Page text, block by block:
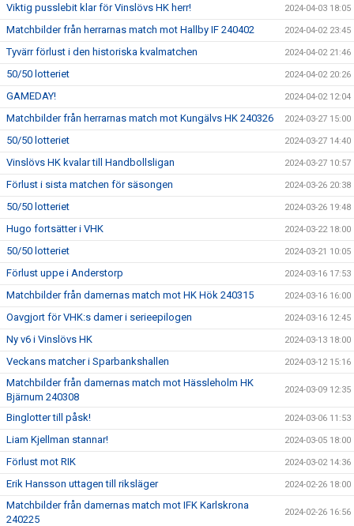
Viktig pusslebit klar för Vinslövs HK herr! 2024-04-03 18:05
Matchbilder från herrarnas match mot Hallby IF 240402 2024-04-02 23:45
Tyvärr förlust i den historiska kvalmatchen 2024-04-02 21:46
50/50 lotteriet 2024-04-02 20:26
GAMEDAY! 2024-04-02 12:04
Matchbilder från herrarnas match mot Kungälvs HK 240326 2024-03-27 15:00
50/50 lotteriet 2024-03-27 14:40
Vinslövs HK kvalar till Handbollsligan 2024-03-27 10:57
Förlust i sista matchen för säsongen 2024-03-26 20:38
50/50 lotteriet 2024-03-26 19:48
Hugo fortsätter i VHK 2024-03-22 18:00
50/50 lotteriet 2024-03-21 10:05
Förlust uppe i Anderstorp 2024-03-16 17:53
Matchbilder från damernas match mot HK Hök 240315 2024-03-16 16:00
Oavgjort för VHK:s damer i serieepilogen 2024-03-16 12:45
Ny v6 i Vinslövs HK 2024-03-13 18:00
Veckans matcher i Sparbankshallen 2024-03-12 15:16
Matchbilder från damernas match mot Hässleholm HK
Bjärnum 240308
2024-03-09 12:35
Binglotter till påsk! 2024-03-06 11:53
Liam Kjellman stannar! 2024-03-05 18:00
Förlust mot RIK 2024-03-02 14:36
Erik Hansson uttagen till riksläger 2024-02-26 18:00
Matchbilder från damernas match mot IFK Karlskrona
240225
2024-02-26 16:56